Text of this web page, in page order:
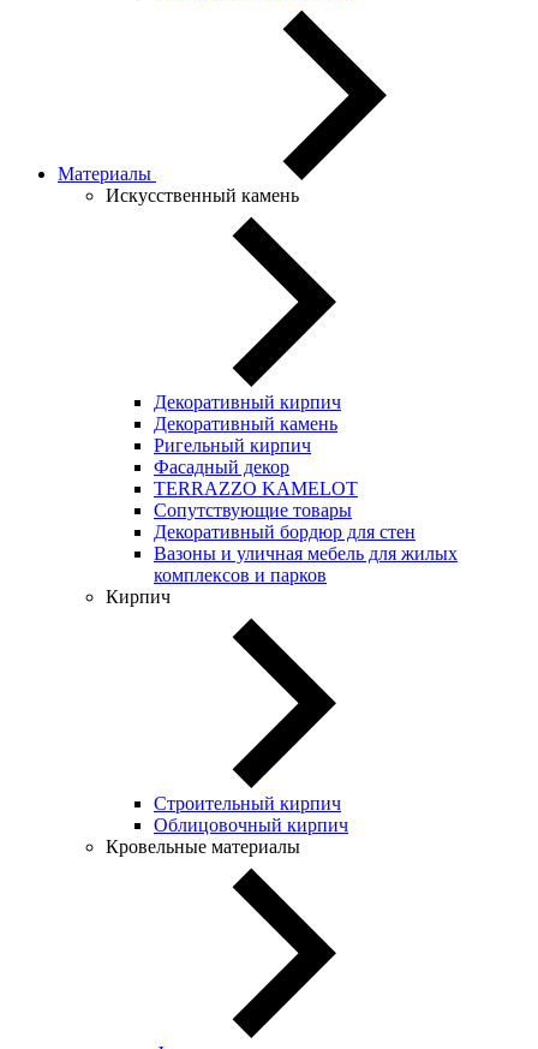
Материалы
Искусственный камень
Декоративный кирпич
Декоративный камень
Ригельный кирпич
Фасадный декор
TERRAZZO KAMELOT
Сопутствующие товары
Декоративный бордюр для стен
Вазоны и уличная мебель для жилых
комплексов и парков
Кирпич
Строительный кирпич
Облицовочный кирпич
Кровельные материалы